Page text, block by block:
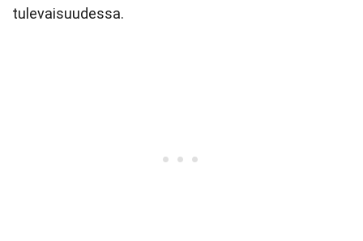
tulevaisuudessa.